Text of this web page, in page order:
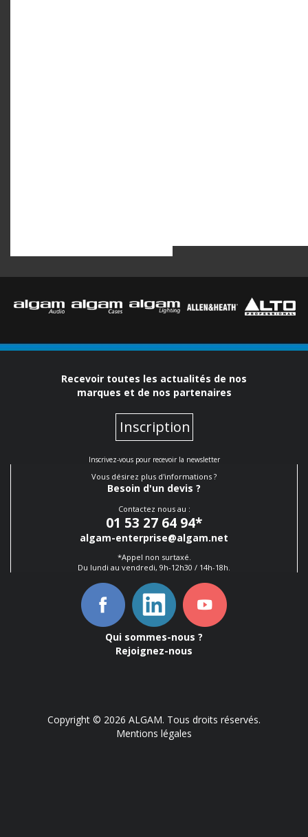
Recevoir toutes les actualités de nos
marques et de nos partenaires
Inscription
Inscrivez-vous pour recevoir la newsletter
Vous désirez plus d'informations ?
Besoin d'un devis ?
Contactez nous au :
01 53 27 64 94*
algam-enterprise@algam.net
*Appel non surtaxé.
Du lundi au vendredi, 9h-12h30 / 14h-18h.
Qui sommes-nous ?
Rejoignez-nous
Copyright © 2026 ALGAM. Tous droits réservés.
Mentions légales